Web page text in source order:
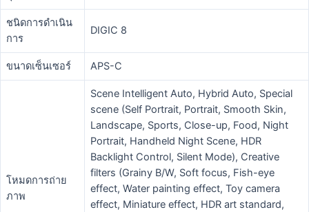
ชนิดการดำเนิน
การ
DIGIC 8
ขนาดเซ็นเซอร์ APS-C
โหมดการถ่าย
ภาพ
Scene Intelligent Auto, Hybrid Auto, Special
scene (Self Portrait, Portrait, Smooth Skin,
Landscape, Sports, Close-up, Food, Night
Portrait, Handheld Night Scene, HDR
Backlight Control, Silent Mode), Creative
filters (Grainy B/W, Soft focus, Fish-eye
effect, Water painting effect, Toy camera
effect, Miniature effect, HDR art standard,